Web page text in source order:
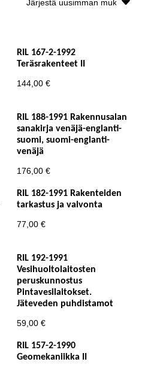
RIL 167-2-1992
Teräsrakenteet II
144,00 €
RIL 188-1991 Rakennusalan
sanakirja venäjä-englanti-
suomi, suomi-englanti-
venäjä
176,00 €
RIL 182-1991 Rakenteiden
tarkastus ja valvonta
77,00 €
RIL 192-1991
Vesihuoltolaitosten
peruskunnostus
Pintavesilaitokset.
Jäteveden puhdistamot
59,00 €
RIL 157-2-1990
Geomekaniikka II